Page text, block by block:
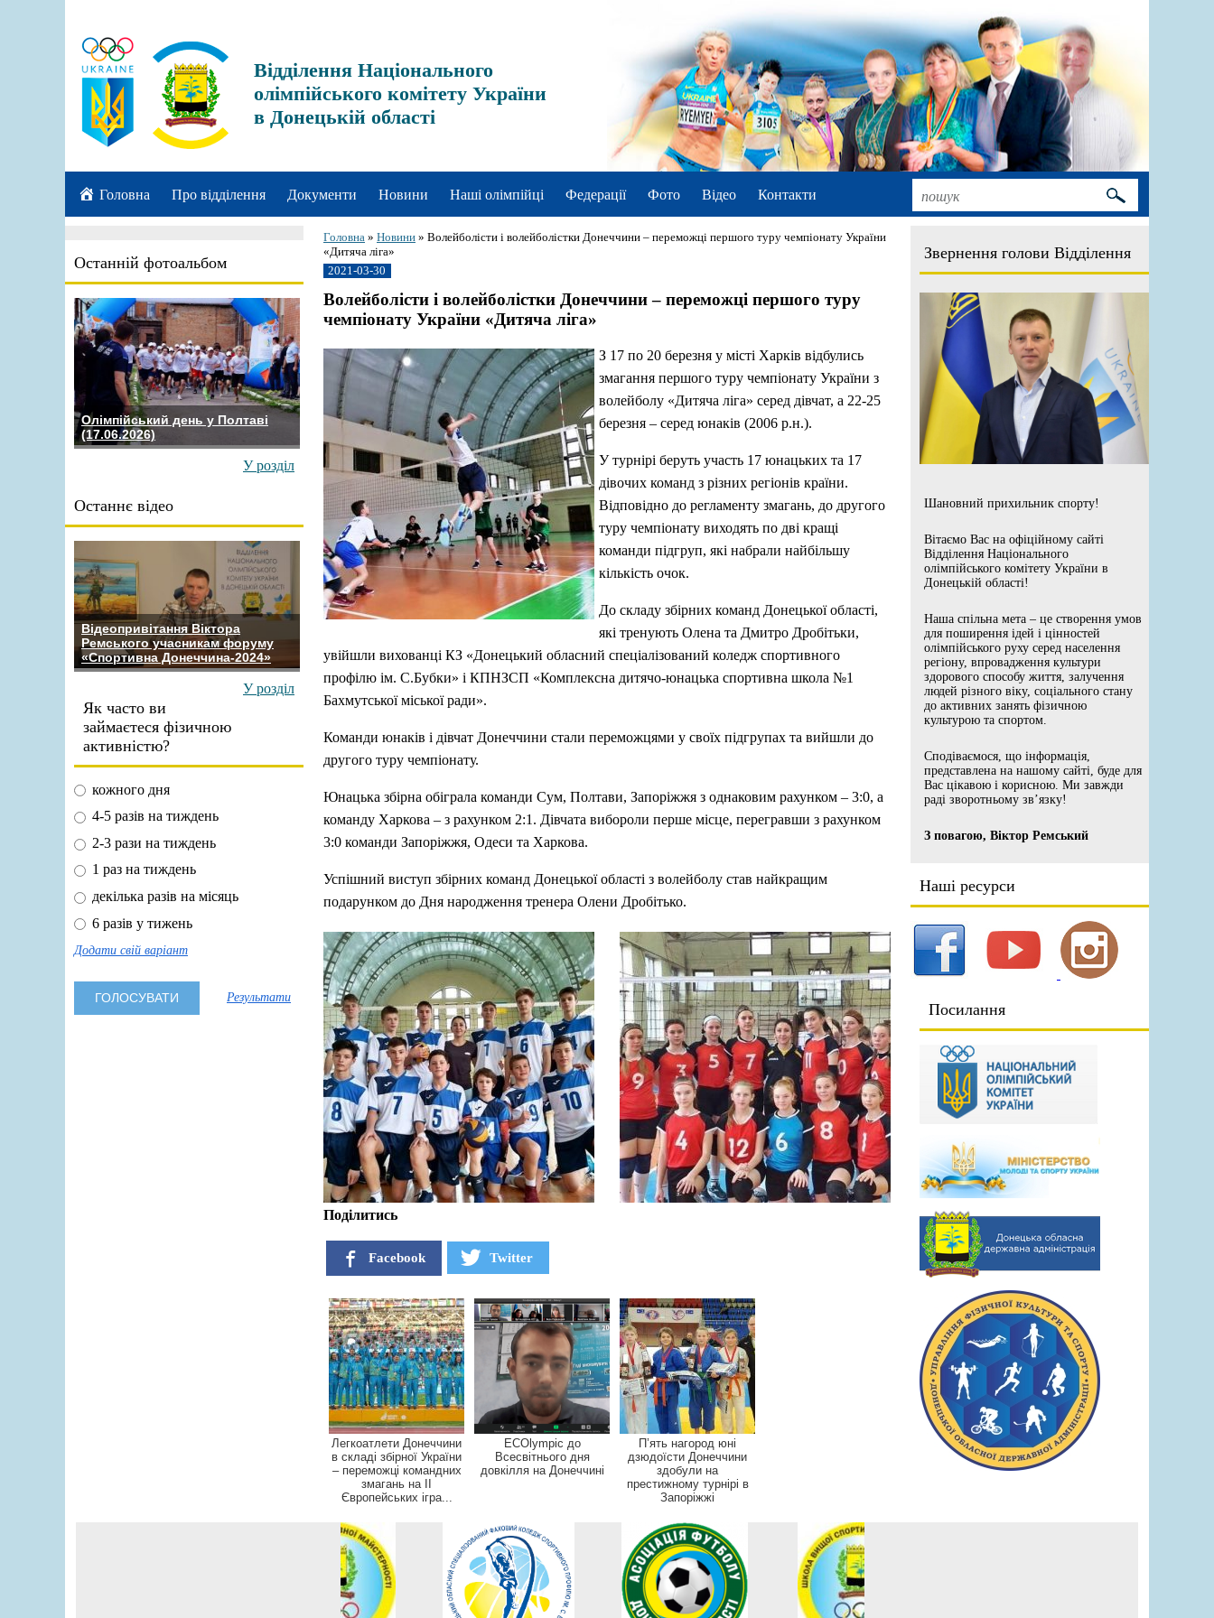
Відділення Національного
олімпійського комітету України
в Донецькій області
Головна Про відділення Документи Новини Наші олімпійці Федерації Фото Відео Контакти
Останній фотоальбом
Олімпійський день у Полтаві
(17.06.2026)
У розділ
Останнє відео
Відеопривітання Віктора
Ремського учасникам форуму
«Спортивна Донеччина-2024»
У розділ
Як часто ви
займаєтеся фізичною
активністю?
кожного дня
4-5 разів на тиждень
2-3 рази на тиждень
1 раз на тиждень
декілька разів на місяць
6 разів у тижень
Додати свій варіант
Результати
Звернення голови Відділення
Шановний прихильник спорту!
Вітаємо Вас на офіційному сайті
Відділення Національного
олімпійського комітету України в
Донецькій області!
Наша спільна мета – це створення умов
для поширення ідей і цінностей
олімпійського руху серед населення
регіону, впровадження культури
здорового способу життя, залучення
людей різного віку, соціального стану
до активних занять фізичною
культурою та спортом.
Сподіваємося, що інформація,
представлена на нашому сайті, буде для
Вас цікавою і корисною. Ми завжди
раді зворотньому зв’язку!
З повагою, Віктор Ремський
Наші ресурси
Посилання
Головна » Новини » Волейболісти і волейболістки Донеччини – переможці першого туру чемпіонату України
«Дитяча ліга»
2021-03-30
Волейболісти і волейболістки Донеччини – переможці першого туру
чемпіонату України «Дитяча ліга»
З 17 по 20 березня у місті Харків відбулись
змагання першого туру чемпіонату України з
волейболу «Дитяча ліга» серед дівчат, а 22-25
березня – серед юнаків (2006 р.н.).
У турнірі беруть участь 17 юнацьких та 17
дівочих команд з різних регіонів країни.
Відповідно до регламенту змагань, до другого
туру чемпіонату виходять по дві кращі
команди підгруп, які набрали найбільшу
кількість очок.
До складу збірних команд Донецької області,
які тренують Олена та Дмитро Дробітьки,
увійшли вихованці КЗ «Донецький обласний спеціалізований коледж спортивного
профілю ім. С.Бубки» і КПНЗСП «Комплексна дитячо-юнацька спортивна школа №1
Бахмутської міської ради».
Команди юнаків і дівчат Донеччини стали переможцями у своїх підгрупах та вийшли до
другого туру чемпіонату.
Юнацька збірна обіграла команди Сум, Полтави, Запоріжжя з однаковим рахунком – 3:0, а
команду Харкова – з рахунком 2:1. Дівчата вибороли перше місце, перегравши з рахунком
3:0 команди Запоріжжя, Одеси та Харкова.
Успішний виступ збірних команд Донецької області з волейболу став найкращим
подарунком до Дня народження тренера Олени Дробітько.
Поділитись
Facebook Twitter
Легкоатлети Донеччини
в складі збірної України
– переможці командних
змагань на ІІ
Європейських ігра...
ECOlympic до
Всесвітнього дня
довкілля на Донеччині
П’ять нагород юні
дзюдоїсти Донеччини
здобули на
престижному турнірі в
Запоріжжі